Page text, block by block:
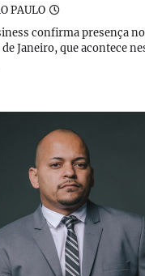
PAULO
confirma presença no
de Janeiro, que acontece